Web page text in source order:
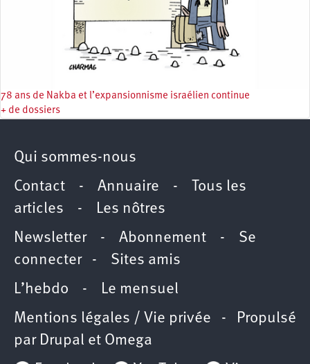
78 ans de Nakba et l’expansionnisme israélien continue
+ de dossiers
Qui sommes-nous
Contact - Annuaire -
Tous les
articles - Les nôtres
Newsletter- Abonnement - Se
connecter- Sites amis
L’hebdo - Le mensuel
Mentions légales / Vie privée - Propulsé
par Drupal et Omega